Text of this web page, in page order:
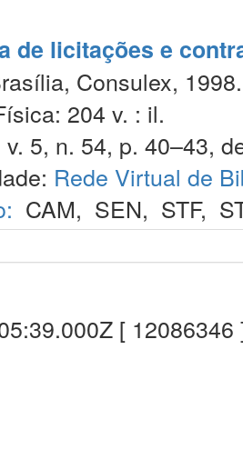
de licitações e
Consulex, 1998.
204 v. : il.
5, n. 54, p. 40–43,
Rede Virtual de
CAM, SEN, STF,
[ 12086346